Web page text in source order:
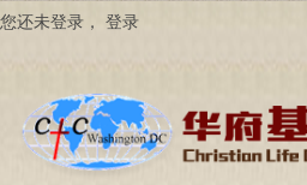
跳
您还未登录， 登录